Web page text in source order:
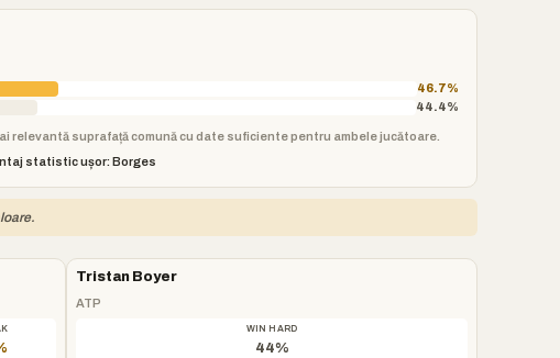
46.7%
44.4%
relevantă suprafață comună cu date suficiente pentru ambele jucătoare.
statistic ușor: Borges
Tristan Boyer
ATP
WIN HARD
44%